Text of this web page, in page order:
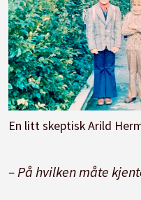
En litt skeptisk Arild Hermstad (til høyre)
– På hvilken måte